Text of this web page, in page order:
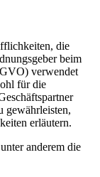
die
beim
verwendet
für die
gewährleisten,
erläutern.
anderem die